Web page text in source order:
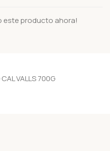
este producto ahora!
VALLS 700G